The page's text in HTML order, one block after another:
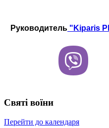
Руководитель "Kiparis
Святі воїни
Перейти до календаря